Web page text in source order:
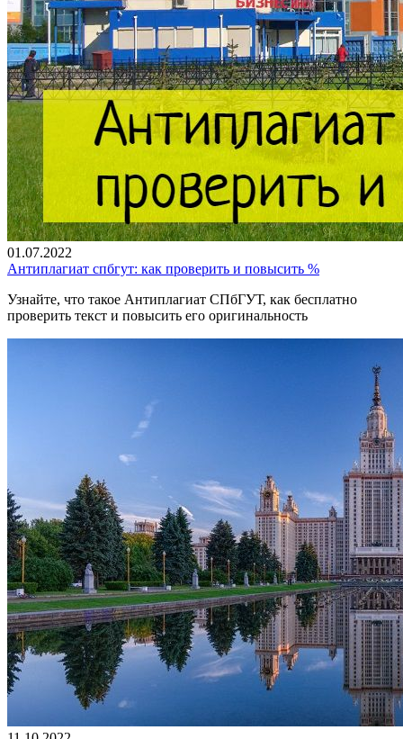
01.07.2022
Антиплагиат спбгут: как проверить и повысить %
Узнайте, что такое Антиплагиат СПбГУТ, как бесплатно
проверить текст и повысить его оригинальность